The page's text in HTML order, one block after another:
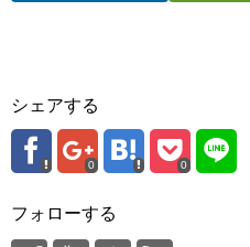
シェアする
0 0
フォローする